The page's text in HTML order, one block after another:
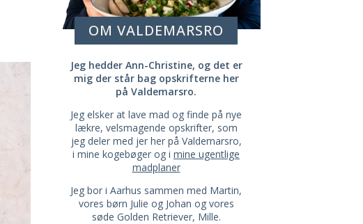
OM VALDEMARSRO
Jeg hedder Ann-Christine, og det er
mig der står bag opskrifterne her
på Valdemarsro.
Jeg elsker at lave mad og finde på nye
lækre, velsmagende opskrifter, som
jeg deler med jer her på Valdemarsro,
i mine kogebøger og i mine ugentlige
madplaner
Jeg bor i Aarhus sammen med Martin,
vores børn Julie og Johan og vores
søde Golden Retriever, Mille.